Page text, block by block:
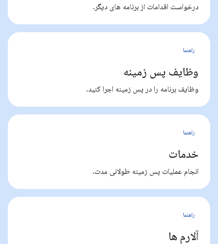
درخواست اقدامات از برنامه های دیگر.
راهنما
وظایف پس زمینه
وظایف برنامه را در پس زمینه اجرا کنید.
راهنما
خدمات
انجام عملیات پس زمینه طولانی مدت.
راهنما
آلارم ها